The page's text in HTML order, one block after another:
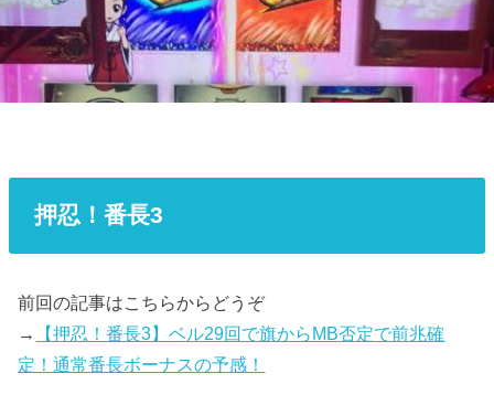
押忍！番長3
前回の記事はこちらからどうぞ
→
【押忍！番長3】ベル29回で旗からMB否定で前兆確
定！通常番長ボーナスの予感！